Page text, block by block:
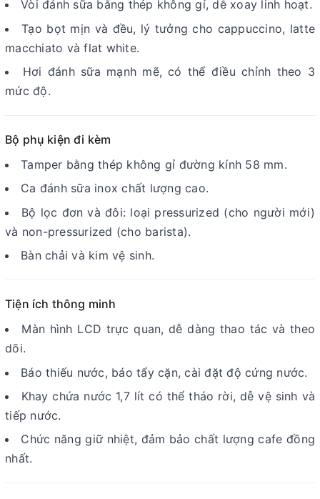
Vòi đánh sữa bằng thép không gỉ, dễ xoay linh hoạt.
Tạo bọt mịn và đều, lý tưởng cho cappuccino, latte
macchiato và flat white.
Hơi đánh sữa mạnh mẽ, có thể điều chỉnh theo 3
mức độ.
Bộ phụ kiện đi kèm
Tamper bằng thép không gỉ đường kính 58 mm.
Ca đánh sữa inox chất lượng cao.
Bộ lọc đơn và đôi: loại pressurized (cho người mới)
và non-pressurized (cho barista).
Bàn chải và kim vệ sinh.
Tiện ích thông minh
Màn hình LCD trực quan, dễ dàng thao tác và theo
dõi.
Báo thiếu nước, báo tẩy cặn, cài đặt độ cứng nước.
Khay chứa nước 1,7 lít có thể tháo rời, dễ vệ sinh và
tiếp nước.
Chức năng giữ nhiệt, đảm bảo chất lượng cafe đồng
nhất.